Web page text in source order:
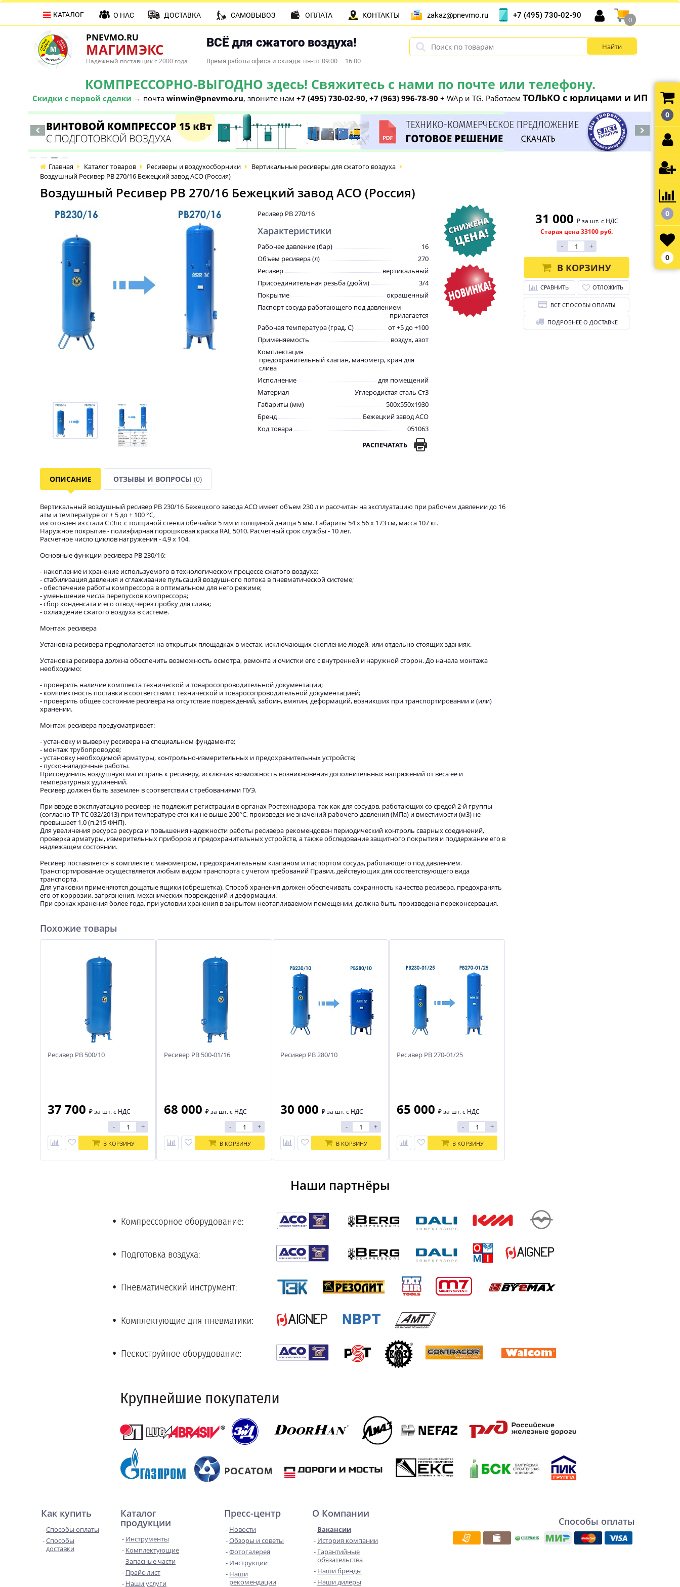
PNEVMO.RU
МАГИМЭКС
Надёжный поставщик с 2000 года
ВСЁ для сжатого воздуха!
Время работы офиса и склада: пн-пт 09:00 – 16:00
КОМПРЕССОРНО-ВЫГОДНО здесь! Свяжитесь с нами по почте или телефону.
Скидки с первой сделки → почта winwin@pnevmo.ru, звоните нам +7 (495) 730-02-90, +7 (963) 996-78-90 + WAp и TG. Работаем ТОЛЬКО с юрлицами и ИП
КАТАЛОГ О НАС ДОСТАВКА САМОВЫВОЗ ОПЛАТА КОНТАКТЫ zakaz@pnevmo.ru +7 (495) 730-02-90
0
Главная Каталог товаров Ресиверы и воздухосборники
Вертикальные ресиверы для сжатого воздуха
Воздушный Ресивер РВ 270/16 Бежецкий завод АСО (Россия)
Воздушный Ресивер РВ 270/16 Бежецкий завод АСО (Россия)
Ресивер РВ 270/16
Характеристики
Рабочее давление (бар)
16
Объем ресивера (л)
270
Ресивер
вертикальный
Присоединительная резьба (дюйм)
3/4
Покрытие
окрашенный
Паспорт сосуда работающего под давлением
прилагается
Рабочая температура (град. C)
от +5 до +100
Применяемость
воздух, азот
Комплектация
предохранительный клапан, манометр, кран для
слива
Исполнение
для помещений
Материал
Углеродистая сталь Ст3
Габариты (мм)
500х550х1930
Бренд
Бежецкий завод АСО
Код товара
051063
РАСПЕЧАТАТЬ
31 000 ₽ за шт. с НДС
Старая цена33100 руб.
- +
В КОРЗИНУ
СРАВНИТЬ ОТЛОЖИТЬ
ВСЕ СПОСОБЫ ОПЛАТЫ
ПОДРОБНЕЕ О ДОСТАВКЕ
ОПИСАНИЕ ОТЗЫВЫ И ВОПРОСЫ (0)
Вертикальный воздушный ресивер РВ 230/16 Бежецкого завода АСО имеет объем 230 л и рассчитан на эксплуатацию при рабочем давлении до 16
атм и температуре от + 5 до + 100 °C,
изготовлен из стали Ст3пс с толщиной стенки обечайки 5 мм и толщиной днища 5 мм. Габариты 54 х 56 х 173 см, масса 107 кг.
Наружное покрытие - полиэфирная порошковая краска RAL 5010. Расчетный срок службы - 10 лет.
Расчетное число циклов нагружения - 4,9 х 104.
Основные функции ресивера РВ 230/16:
- накопление и хранение используемого в технологическом процессе сжатого воздуха;
- стабилизация давления и сглаживание пульсаций воздушного потока в пневматической системе;
- обеспечение работы компрессора в оптимальном для него режиме;
- уменьшение числа перепусков компрессора;
- сбор конденсата и его отвод через пробку для слива;
- охлаждение сжатого воздуха в системе.
Монтаж ресивера
Установка ресивера предполагается на открытых площадках в местах, исключающих скопление людей, или отдельно стоящих зданиях.
Установка ресивера должна обеспечить возможность осмотра, ремонта и очистки его с внутренней и наружной сторон. До начала монтажа
необходимо:
- проверить наличие комплекта технической и товаросопроводительной документации;
- комплектность поставки в соответствии с технической и товаросопроводительной документацией;
- проверить общее состояние ресивера на отсутствие повреждений, забоин, вмятин, деформаций, возникших при транспортировании и (или)
хранении.
Монтаж ресивера предусматривает:
- установку и выверку ресивера на специальном фундаменте;
- монтаж трубопроводов;
- установку необходимой арматуры, контрольно-измерительных и предохранительных устройств;
- пуско-наладочные работы.
Присоединить воздушную магистраль к ресиверу, исключив возможность возникновения дополнительных напряжений от веса ее и
температурных удлинений.
Ресивер должен быть заземлен в соответствии с требованиями ПУЭ.
При вводе в эксплуатацию ресивер не подлежит регистрации в органах Ростехнадзора, так как для сосудов, работающих со средой 2-й группы
(согласно ТР ТС 032/2013) при температуре стенки не выше 200°С, произведение значений рабочего давления (МПа) и вместимости (м3) не
превышает 1,0 (п.215 ФНП).
Для увеличения ресурса ресурса и повышения надежности работы ресивера рекомендован периодический контроль сварных соединений,
проверка арматуры, измерительных приборов и предохранительных устройств, а также обследование защитного покрытия и поддержание его в
надлежащем состоянии.
Ресивер поставляется в комплекте с манометром, предохранительным клапаном и паспортом сосуда, работающего под давлением.
Транспортирование осуществляется любым видом транспорта с учетом требований Правил, действующих для соответствующего вида
транспорта.
Для упаковки применяются дощатые ящики (обрешетка). Способ хранения должен обеспечивать сохранность качества ресивера, предохранять
его от коррозии, загрязнения, механических повреждений и деформации.
При сроках хранения более года, при условии хранения в закрытом неотапливаемом помещении, должна быть произведена переконсервация.
Похожие товары
Ресивер РВ 270-01/25
65 000 ₽за шт. с НДС
- +
В КОРЗИНУ
Ресивер РВ 280/10
30 000 ₽за шт. с НДС
- +
В КОРЗИНУ
Ресивер РВ 500-01/16
68 000 ₽за шт. с НДС
- +
В КОРЗИНУ
Ресивер РВ 500/10
37 700 ₽за шт. с НДС
- +
В КОРЗИНУ
Наши партнёры
Как купить
Способы оплаты
Способы
доставки
Каталог
продукции
Инструменты
Комплектующие
Запасные части
Прайс-лист
Наши услуги
Пресс-центр
Новости
Обзоры и советы
Фотогалерея
Инструкции
Наши
рекомендации
О Компании
Вакансии
История компании
Гарантийные
обязательства
Наши бренды
Наши дилеры
Способы оплаты
0
0
0